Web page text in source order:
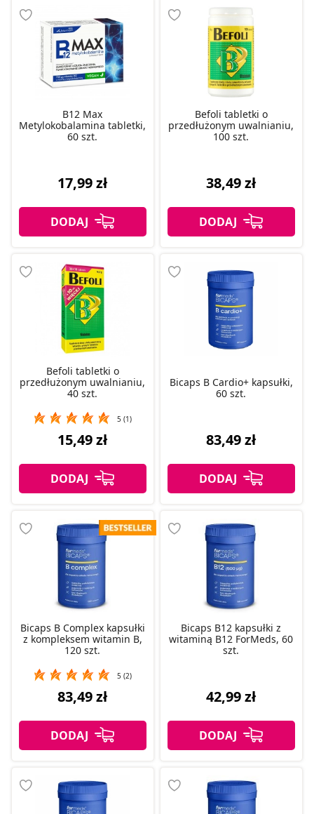
B12 Max
Metylokobalamina tabletki,
60 szt.
17,99 zł
Befoli tabletki o
przedłużonym uwalnianiu,
100 szt.
38,49 zł
Befoli tabletki o
przedłużonym uwalnianiu,
40 szt.
5 (1)
15,49 zł
Bicaps B Cardio+ kapsułki,
60 szt.
83,49 zł
Bicaps B Complex kapsułki
z kompleksem witamin B,
120 szt.
5 (2)
83,49 zł
Bicaps B12 kapsułki z
witaminą B12 ForMeds, 60
szt.
42,99 zł